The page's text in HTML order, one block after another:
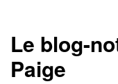
Le blog-
Paige